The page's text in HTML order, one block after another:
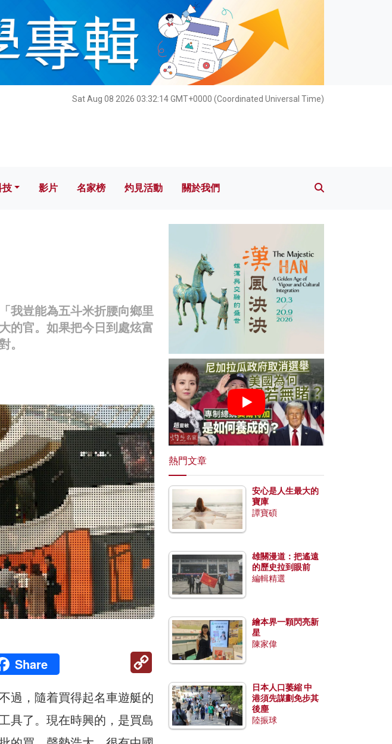
Sat Aug 08 2026 03:32:16 GMT+0000 (Coordinated Universal Time)
技 影片 名家榜 灼見活動 關於我們
技 影片 名家榜 灼見活動 關於我們
我豈能為五斗米折腰向鄉里
的官。如果把今日到處炫富
。
Share
Copy
Link
過，隨着買得起名車遊艇的
具了。現在時興的，是買島
熱門文章
安心是人生最大的
寶庫
譚寶碩
雄關漫道：把遙遠
的歷史拉到眼前
編輯精選
繪本界一顆閃亮新
星
陳家偉
日本人口萎縮 中
港須先謀劃免步其
後塵
陸振球